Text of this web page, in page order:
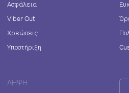
Ασφάλεια
Viber Out
Χρεώσεις
Υποστήριξη
ΛΉΨΗ